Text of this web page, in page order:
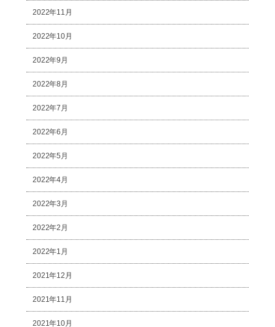
2022年11月
2022年10月
2022年9月
2022年8月
2022年7月
2022年6月
2022年5月
2022年4月
2022年3月
2022年2月
2022年1月
2021年12月
2021年11月
2021年10月